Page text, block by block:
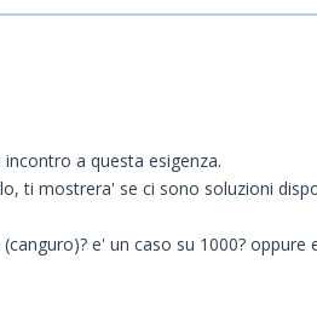
a questa esigenza.
ti mostrera' se ci sono soluzioni
e' un caso su 1000?